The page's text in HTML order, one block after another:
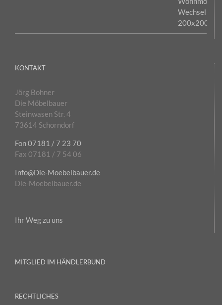
KONTAKT
Jörg Bohner
Die Möbelbauer
Steinwasen Str. 4
73614 Schorndorf
Fon 07181 / 7 23 70
Fax 07181 / 7 54 06
Info@Die-Moebelbauer.de
Die-Moebelbauer.de
Ihr Weg zu uns
MITGLIED IM HÄNDLERBUND
RECHTLICHES